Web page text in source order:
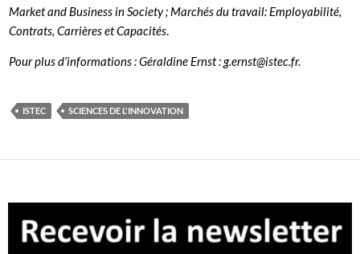
Market and Business in Society ; Marchés du travail: Employabilité,
Contrats, Carrières et Capacités
Pour plus d’informations : Géraldine Ernst : g.ernst@istec.fr.
ISTEC SCIENCES DE L'INNOVATION